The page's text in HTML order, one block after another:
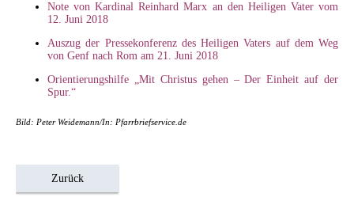
Note von Kardinal Reinhard Marx an den Heiligen Vater vom
12. Juni 2018
Auszug der Pressekonferenz des Heiligen Vaters auf dem Weg
von Genf nach Rom am 21. Juni 2018
Orientierungshilfe „Mit Christus gehen – Der Einheit auf der
Spur.“
Bild: Peter Weidemann/In: Pfarrbriefservice.de
Zurück